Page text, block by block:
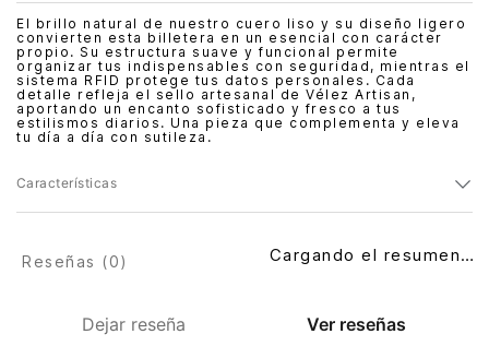
El brillo natural de nuestro cuero liso y su diseño ligero
convierten esta billetera en un esencial con carácter
propio. Su estructura suave y funcional permite
organizar tus indispensables con seguridad, mientras el
sistema RFID protege tus datos personales. Cada
detalle refleja el sello artesanal de Vélez Artisan,
aportando un encanto sofisticado y fresco a tus
estilismos diarios. Una pieza que complementa y eleva
tu día a día con sutileza.
Características
Dejar reseña Ver reseñas
Reseñas (0) Cargando el resumen…